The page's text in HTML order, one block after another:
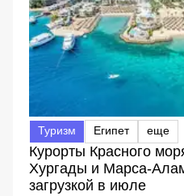
Туризм Египет еще
Курорты Красного
Хургады и Марса-
загрузкой в июле